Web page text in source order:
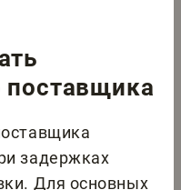
поставщика
задержках
Для основных